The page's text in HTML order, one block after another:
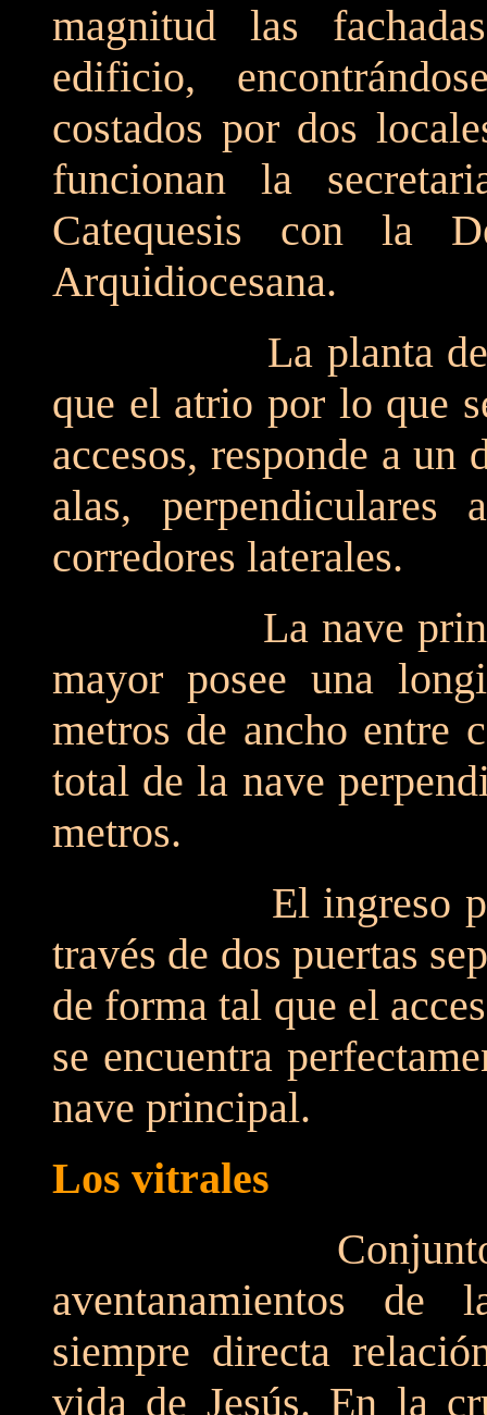
magnitud las
edificio,
costados por dos
funcionan la
Catequesis con la
Arquidiocesana.
La planta
que el atrio por lo que
accesos, responde a un
alas,
corredores laterales.
La nave principal
mayor posee una
metros de ancho entre
total de la nave
metros.
El ingreso
través de dos puertas
de forma tal que el
se encuentra
nave principal.
Los vitrales
Conjunto de
aventanamientos de
siempre directa
vida de Jesús. En la